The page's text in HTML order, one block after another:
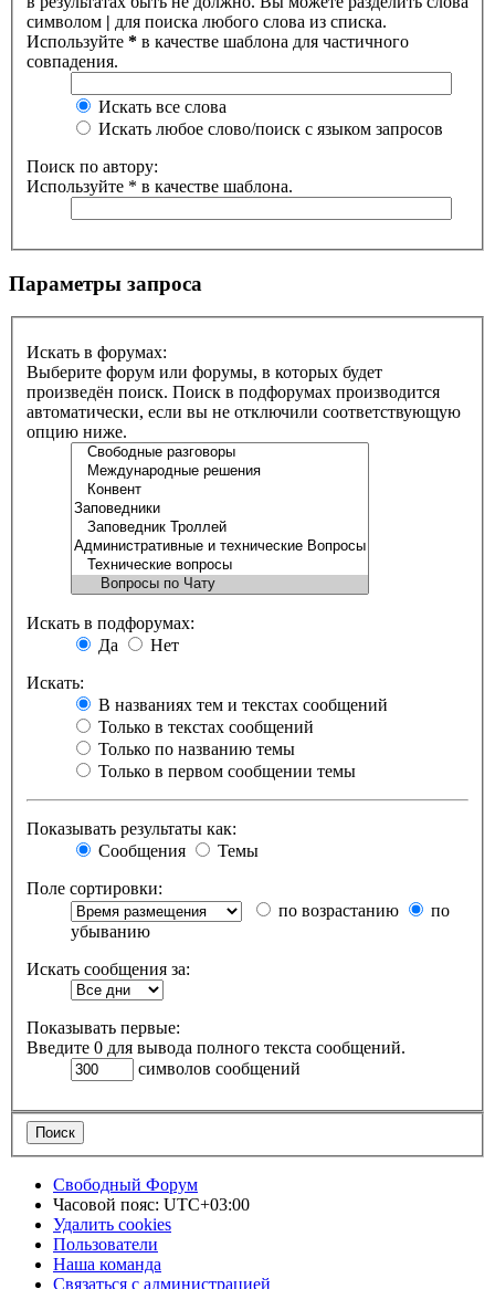
символом | для поиска любого слова из списка.
Используйте * в качестве шаблона для частичного
совпадения.
Искать все слова
Искать любое слово/поиск с языком запросов
Поиск по автору:
Используйте * в качестве шаблона.
Параметры запроса
Искать в форумах:
Выберите форум или форумы, в которых будет
произведён поиск. Поиск в подфорумах производится
автоматически, если вы не отключили соответствующую
опцию ниже.
Искать в подфорумах:
Да
Нет
Искать:
В названиях тем и текстах сообщений
Только в текстах сообщений
Только по названию темы
Только в первом сообщении темы
Показывать результаты как:
Сообщения
Темы
Поле сортировки:
по возрастанию
по
убыванию
Искать сообщения за:
Показывать первые:
Введите 0 для вывода полного текста сообщений.
символов сообщений
Свободный Форум
Часовой пояс: UTC+03:00
Удалить cookies
Пользователи
Наша команда
Связаться с администрацией